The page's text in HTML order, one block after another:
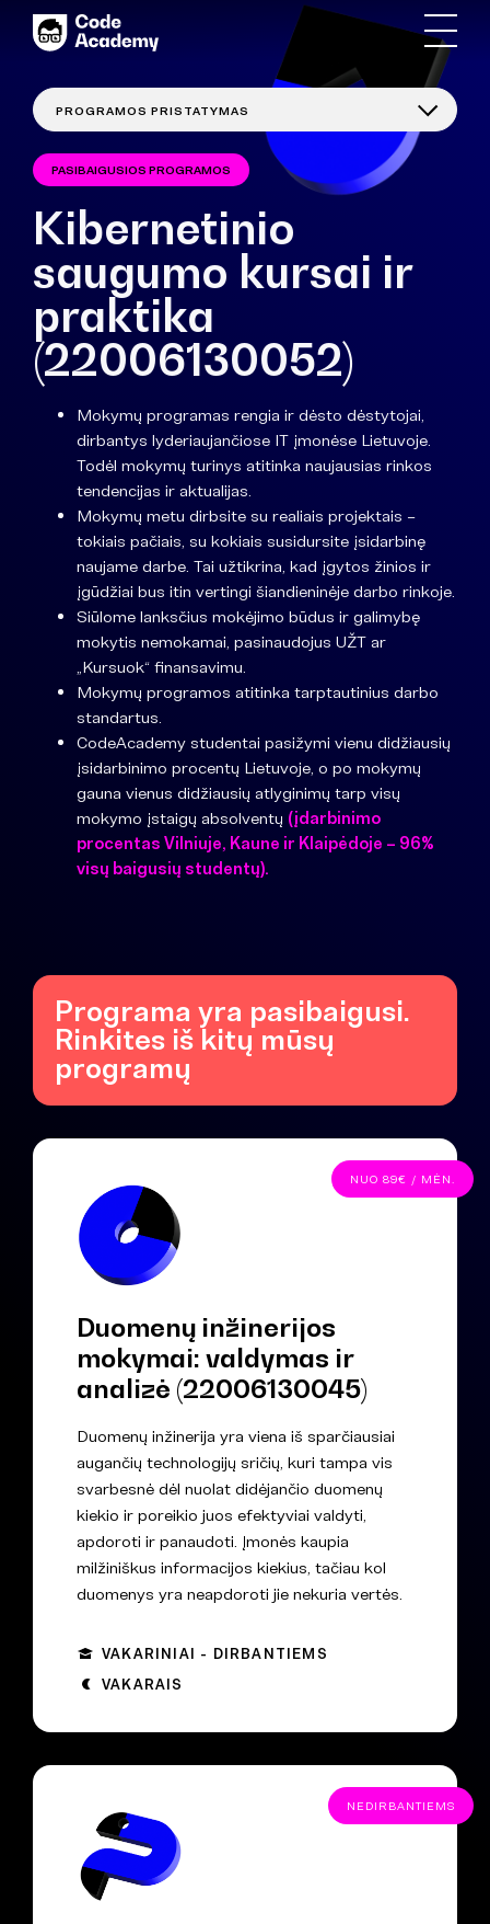
PASIBAIGUSIOS PROGRAMOS
Kibernetinio
saugumo kursai ir
praktika
(22006130052)
Mokymų programas rengia ir dėsto dėstytojai,
dirbantys lyderiaujančiose IT įmonėse Lietuvoje.
Todėl mokymų turinys atitinka naujausias rinkos
tendencijas ir aktualijas.
Mokymų metu dirbsite su realiais projektais –
tokiais pačiais, su kokiais susidursite įsidarbinę
naujame darbe. Tai užtikrina, kad įgytos žinios ir
įgūdžiai bus itin vertingi šiandieninėje darbo rinkoje.
Siūlome lanksčius mokėjimo būdus ir galimybę
mokytis nemokamai, pasinaudojus UŽT ar
„Kursuok“ finansavimu.
Mokymų programos atitinka tarptautinius darbo
standartus.
CodeAcademy studentai pasižymi vienu didžiausių
įsidarbinimo procentų Lietuvoje, o po mokymų
gauna vienus didžiausių atlyginimų tarp visų
mokymo įstaigų absolventų (įdarbinimo
procentas Vilniuje, Kaune ir Klaipėdoje – 96%
visų baigusių studentų).
Programa yra pasibaigusi.
Rinkites iš kitų mūsų
programų
NUO 89€ / MĖN.
Duomenų inžinerijos
mokymai: valdymas ir
analizė (22006130045)
Duomenų inžinerija yra viena iš sparčiausiai
augančių technologijų sričių, kuri tampa vis
svarbesnė dėl nuolat didėjančio duomenų
kiekio ir poreikio juos efektyviai valdyti,
apdoroti ir panaudoti. Įmonės kaupia
milžiniškus informacijos kiekius, tačiau kol
duomenys yra neapdoroti jie nekuria vertės.
VAKARINIAI - DIRBANTIEMS
VAKARAIS
NEDIRBANTIEMS